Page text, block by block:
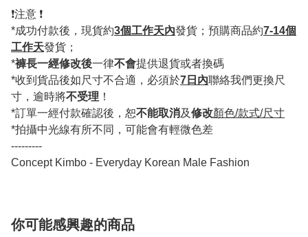
❗️注意 ❗️
*成功付款後，現貨約3個工作天內發貨；預購商品約7-14個
工作天發貨；
*褲長一經修改後一律不會提供退貨或者換碼
*收到貨品後如尺寸不合適，必須於7日內聯絡我們更換尺
寸，逾時將不受理 ！
*訂單一經付款確認後，恕不能取消及修改顏色/款式/尺寸
*拍攝中光線有所不同，可能會有輕微色差
---------
Concept Kimbo - Everyday Korean Male Fashion
你可能感興趣的商品